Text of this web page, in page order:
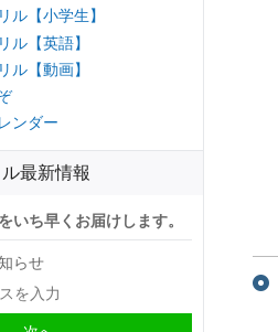
ル【小学生】
ル【英語】
ル【動画】
ンダー
最新情報
いち早くお届けします。
らせ